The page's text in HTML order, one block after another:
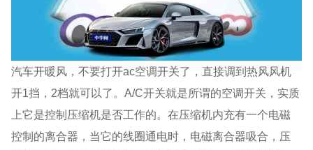
汽车开暖风，不要打开ac空调开关了，直接调到热风风机
开1挡，2档就可以了。A/C开关就是所谓的空调开关，实质
上它是控制压缩机是否工作的。在压缩机内充有一个电磁
控制的离合器，当它的线圈通电时，电磁离合器吸合，压